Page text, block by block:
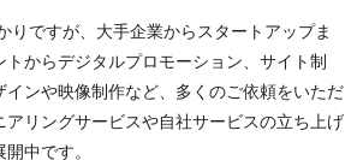
りですが、大手企業からスタートアップま
からデジタルプロモーション、サイト制
インや映像制作など、多くのご依頼をいただ
アリングサービスや自社サービスの立ち上げ
中です。